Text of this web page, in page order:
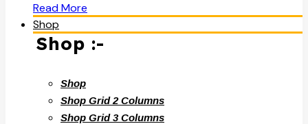
Read More
Shop
Shop :-
Shop
Shop Grid 2 Columns
Shop Grid 3 Columns